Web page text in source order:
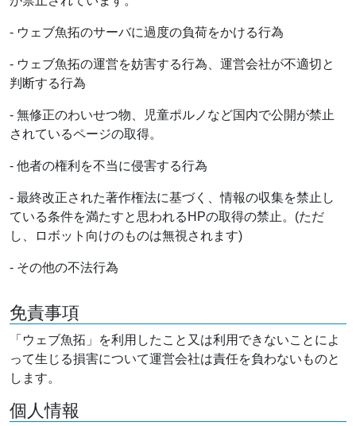
- ウェブ魚拓のサーバに過度の負荷をかける行為
- ウェブ魚拓の運営を妨害する行為、運営会社が不適切と
判断する行為
- 無修正のわいせつ物、児童ポルノなど国内で公開が禁止
されているページの取得。
- 他者の権利を不当に侵害する行為
- 最終改正された著作権法に基づく、情報の収集を禁止し
ている条件を満たすと思われるHPの取得の禁止。(ただ
し、ロボット向けのものは無視されます)
- その他の不法行為
免責事項
「ウェブ魚拓」を利用したこと又は利用できないことによ
って生じる損害について運営会社は責任を負わないものと
します。
個人情報